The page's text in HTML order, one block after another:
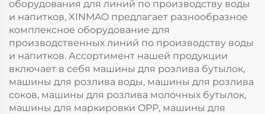
оборудования для линий по производству воды
и напитков, XINMAO предлагает разнообразное
комплексное оборудование для
производственных линий по производству воды
и напитков. Ассортимент нашей продукции
включает в себя машины для розлива бутылок,
машины для розлива воды, машины для розлива
соков, машины для розлива молочных бутылок,
машины для маркировки OPP, машины для